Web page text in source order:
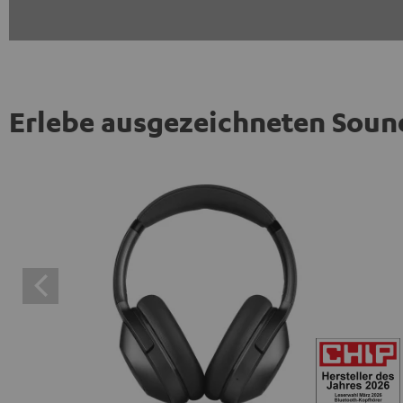
Erlebe ausgezeichneten